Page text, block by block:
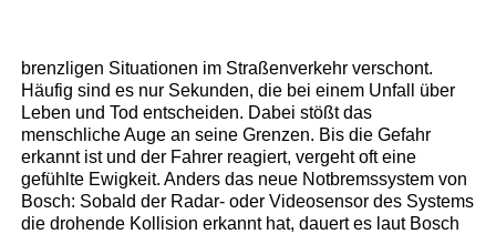
brenzligen Situationen im Straßenverkehr verschont.
Häufig sind es nur Sekunden, die bei einem Unfall über
Leben und Tod entscheiden. Dabei stößt das
menschliche Auge an seine Grenzen. Bis die Gefahr
erkannt ist und der Fahrer reagiert, vergeht oft eine
gefühlte Ewigkeit. Anders das neue Notbremssystem von
Bosch: Sobald der Radar- oder Videosensor des Systems
die drohende Kollision erkannt hat, dauert es laut Bosch